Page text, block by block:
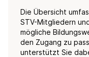
Die Übersicht
STV-Mitgliedern
mögliche
den Zugang zu
unterstützt Sie